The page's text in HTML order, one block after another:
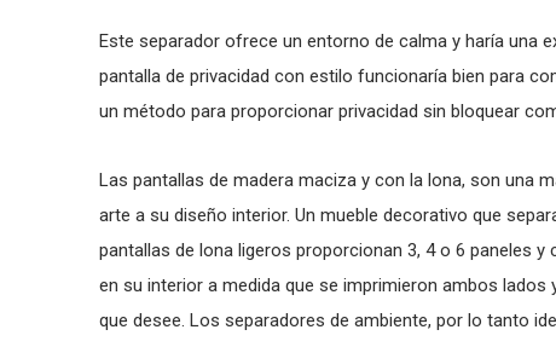
Este separador ofrece un entorno de calma y haría una
pantalla de privacidad con estilo funcionaría bien para
un método para proporcionar privacidad sin bloquear
Las pantallas de madera maciza y con la lona, son una
arte a su diseño interior. Un mueble decorativo que
pantallas de lona ligeros proporcionan 3, 4 o 6 paneles
en su interior a medida que se imprimieron ambos lados
que desee. Los separadores de ambiente, por lo tanto